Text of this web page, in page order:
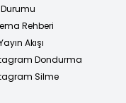
Rehberi
Akışı
Dondurma
Silme